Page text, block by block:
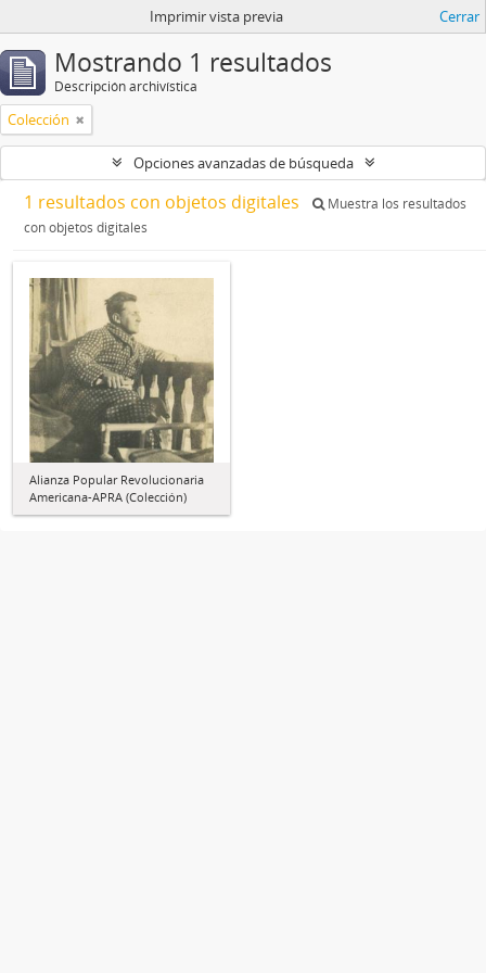
Imprimir vista previa Cerrar
Mostrando 1 resultados
Descripción archivística
Colección
Opciones avanzadas de búsqueda
1 resultados con objetos digitales
Muestra los resultados
con objetos digitales
Alianza Popular Revolucionaria
Americana-APRA (Colección)